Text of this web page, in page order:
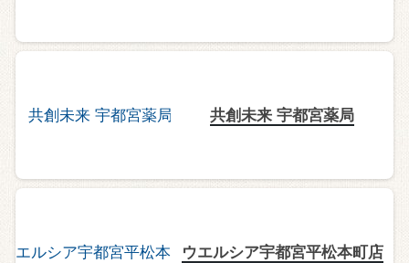
共創未来 宇都宮薬局
ウエルシア宇都宮平松本町店